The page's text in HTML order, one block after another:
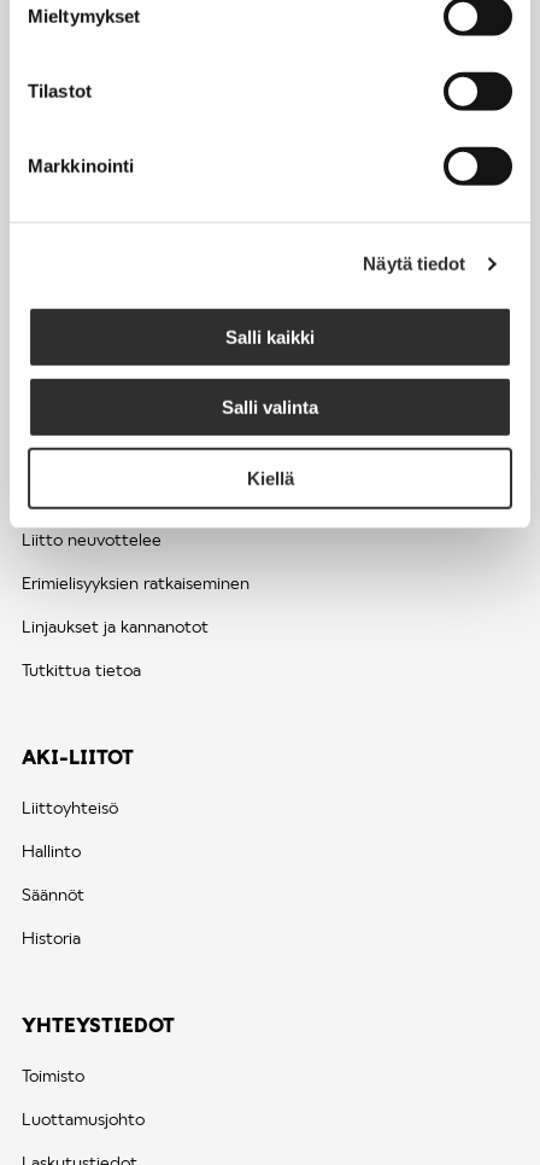
Mieltymykset
Tilastot
Markkinointi
Näytä tiedot
Salli kaikki
Salli valinta
Kiellä
Palkkaus
Työttömyys ja lomautukset
Kesätyöntekijän työehdot ja palkkaus seurakuntien hengellisessä
EDUNVALVONTA
Liitto neuvottelee
Erimielisyyksien ratkaiseminen
Linjaukset ja kannanotot
Tutkittua tietoa
AKI-LIITOT
Liittoyhteisö
Hallinto
Säännöt
Historia
YHTEYSTIEDOT
Toimisto
Luottamusjohto